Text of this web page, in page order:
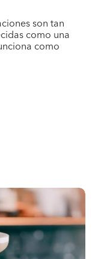
son tan
como una
como